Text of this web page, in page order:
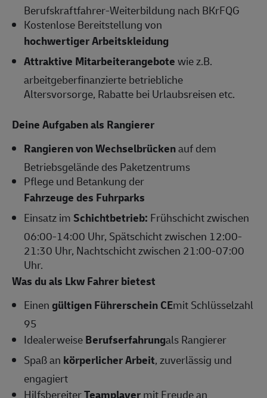
Berufskraftfahrer-Weiterbildung nach BKrFQG
Kostenlose Bereitstellung von
hochwertiger Arbeitskleidung
Attraktive Mitarbeiterangebotewie z.B.
arbeitgeberfinanzierte betriebliche
Altersvorsorge, Rabatte bei Urlaubsreisen etc.
Deine Aufgaben als Rangierer
Rangieren von Wechselbrückenauf dem
Betriebsgelände des Paketzentrums
Pflege und Betankung der
Fahrzeuge des Fuhrparks
Einsatz imSchichtbetrieb: Frühschicht zwischen
06:00-14:00 Uhr, Spätschicht zwischen 12:00-
21:30 Uhr, Nachtschicht zwischen 21:00-07:00
Uhr.
Was du als Lkw Fahrer bietest
Einengültigen Führerschein CEmit Schlüsselzahl
95
IdealerweiseBerufserfahrungals Rangierer
Spaß an körperlicher Arbeit, zuverlässig und
engagiert
HilfsbereiterTeamplayermit Freude an